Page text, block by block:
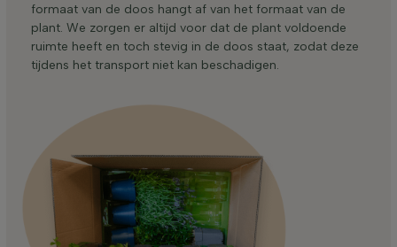
formaat van de doos hangt af van het formaat van de
plant. We zorgen er altijd voor dat de plant voldoende
ruimte heeft en toch stevig in de doos staat, zodat deze
tijdens het transport niet kan beschadigen.